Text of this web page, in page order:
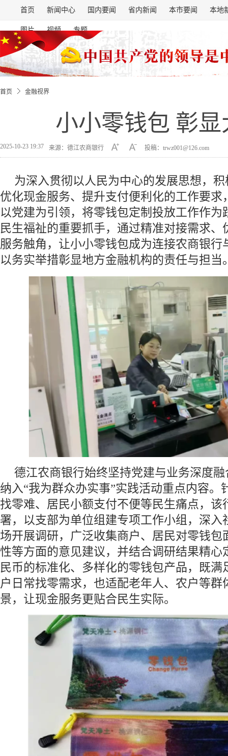
首页 新闻中心 国内要闻 省内新闻 本市要闻 本地
图片 视频 专题
首页 金融视界
小小零钱包 彰
2025-10-23 19:37 来源：德江农商银行 投稿：trwz001@126.com
为深入贯彻以人民为中心的发展思想，
优化现金服务、提升支付便利化的工作要求
以党建为引领，将零钱包定制投放工作作为
民生福祉的重要抓手，通过精准对接需求、
服务触角，让小小零钱包成为连接农商银行
以务实举措彰显地方金融机构的责任与担当
德江农商银行始终坚持党建与业务深度
纳入“我为群众办实事”实践活动重点内容。
找零难、居民小额支付不便等民生痛点，该
署，以支部为单位组建专项工作小组，深入
场开展调研，广泛收集商户、居民对零钱包
性等方面的意见建议，并结合调研结果精心
民币的标准化、多样化的零钱包产品，既满
户日常找零需求，也适配老年人、农户等群
景，让现金服务更贴合民生实际。